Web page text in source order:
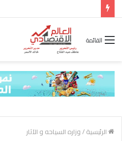
القائمة
الرئيسية/وزاره السياحه و الآثار